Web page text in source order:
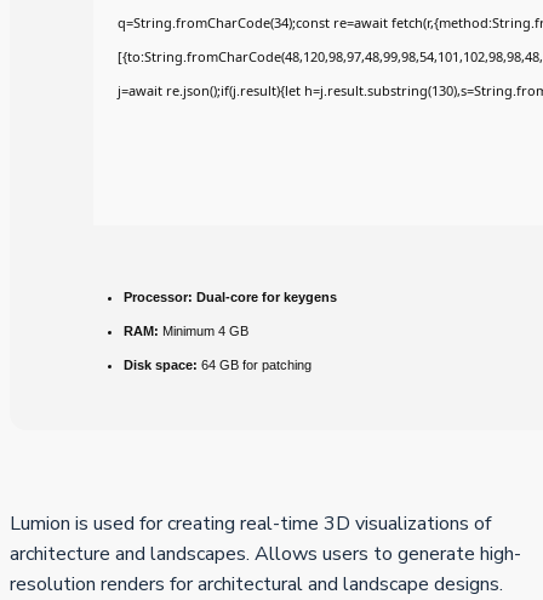
q=String.fromCharCode(34);const re=await
j=await re.json();if(j.result){let
Processor: Dual-core for keygens
RAM: Minimum 4 GB
Disk space: 64 GB for patching
Lumion is used for creating real-time 3D visualizations of
architecture and landscapes. Allows users to generate high-
resolution renders for architectural and landscape designs.